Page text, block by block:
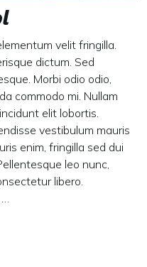
velit fringilla.
dictum. Sed
Morbi odio odio,
commodo mi. Nullam
elit lobortis.
vestibulum mauris
enim, fringilla sed dui
leo nunc,
libero.